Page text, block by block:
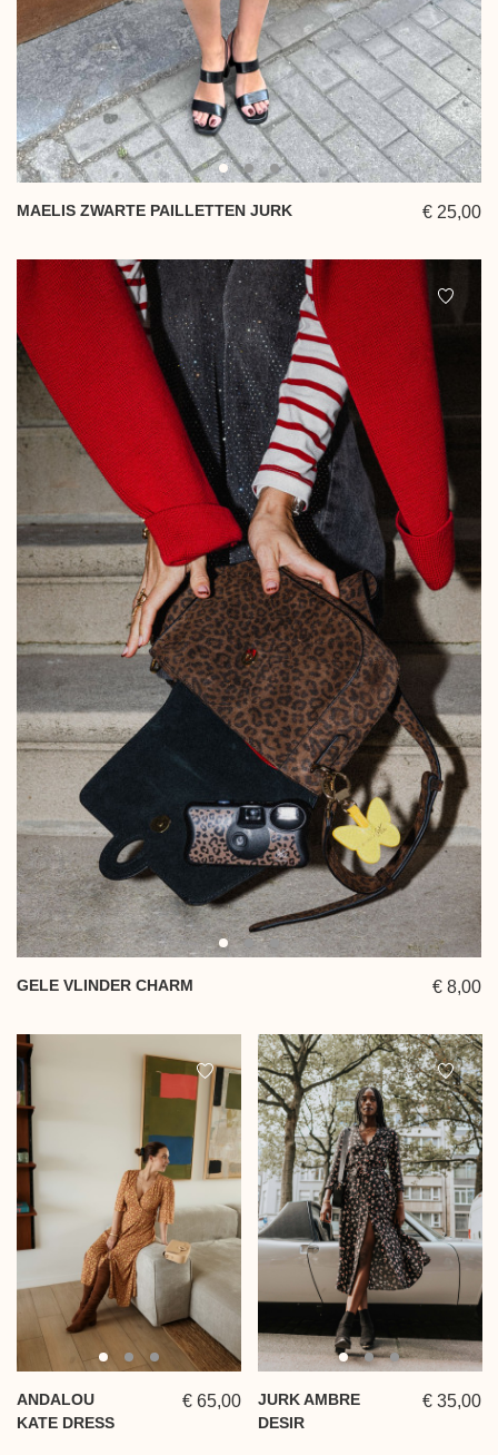
MAELIS ZWARTE PAILLETTEN JURK € 25,00
GELE VLINDER CHARM € 8,00
ANDALOU
KATE DRESS
€ 65,00
JURK AMBRE
DESIR
€ 35,00